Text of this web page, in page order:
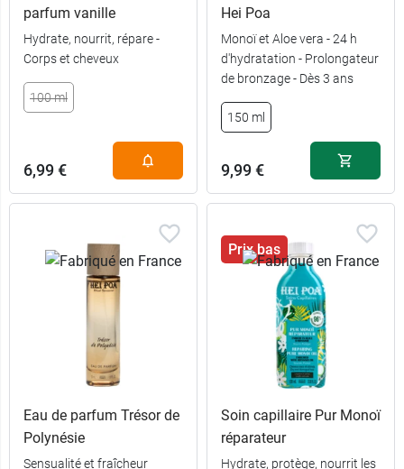
parfum vanille
Hydrate, nourrit, répare -
Corps et cheveux
100 ml
6,99 €
Hei Poa
Monoï et Aloe vera - 24 h
d'hydratation - Prolongateur
de bronzage - Dès 3 ans
150 ml
9,99 €
Eau de parfum Trésor de
Polynésie
Sensualité et fraîcheur
Prix bas
Soin capillaire Pur Monoï
réparateur
Hydrate, protège, nourrit les